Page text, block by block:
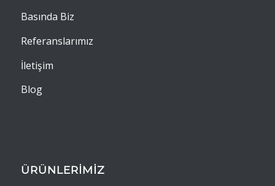
Basında Biz
Referanslarımız
İletişim
Blog
ÜRÜNLERİMİZ